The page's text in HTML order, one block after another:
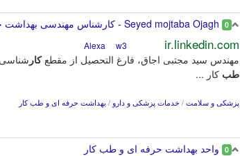
0
ir.linkedin.com
w3
مهندس سید مجتبی اجاق، فارغ التحصیل از مقطعکار
طب کار ...
پزشکی و سلامت / خدمات پزشکی و دارو / بهداشت حرفه ای و طب کار
0 واحد بهداشت حرفه ای و طب کار